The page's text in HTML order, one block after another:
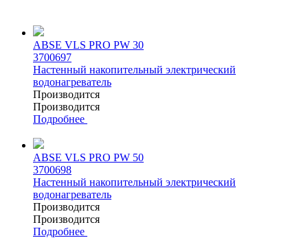
ABSE VLS PRO PW 30
3700697
Настенный накопительный электрический
водонагреватель
Производится
Производится
Подробнее
ABSE VLS PRO PW 50
3700698
Настенный накопительный электрический
водонагреватель
Производится
Производится
Подробнее